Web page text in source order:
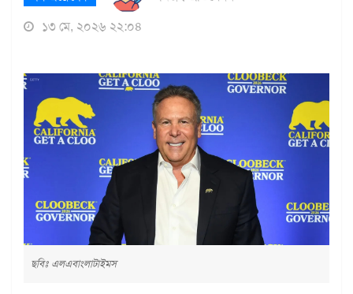
১৩ মে, ২০২৬ ২২:০৪
ছবিঃ এলএবাংলাটাইমস